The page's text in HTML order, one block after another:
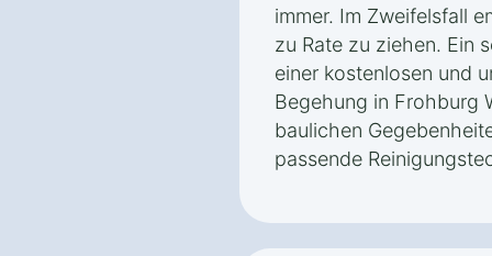
immer. Im Zweifelsfall
zu Rate zu ziehen. Ein
einer kostenlosen und
Begehung in Frohburg
baulichen
passende